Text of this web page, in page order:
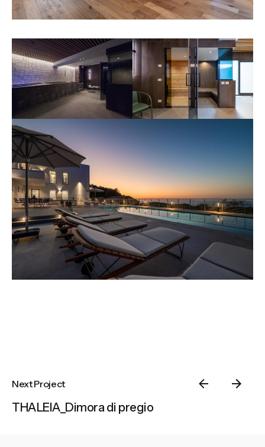
Next Project
THALEIA_Dimora di pregio